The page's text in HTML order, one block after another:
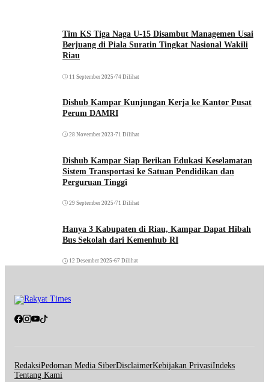
Tim KS Tiga Naga U-15 Disambut Managemen Usai
Berjuang di Piala Suratin Tingkat Nasional Wakili
Riau
11 September 2025 •74 Dilihat
Dishub Kampar Kunjungan Kerja ke Kantor Pusat
Perum DAMRI
28 November 2023 •71 Dilihat
Dishub Kampar Siap Berikan Edukasi Keselamatan
Sistem Transportasi ke Satuan Pendidikan dan
Perguruan Tinggi
29 September 2025 •71 Dilihat
Hanya 3 Kabupaten di Riau, Kampar Dapat Hibah
Bus Sekolah dari Kemenhub RI
12 Desember 2025 •67 Dilihat
RedaksiPedoman Media SiberDisclaimerKebijakan PrivasiIndeks
Tentang Kami